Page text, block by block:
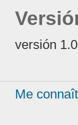
versión
Me